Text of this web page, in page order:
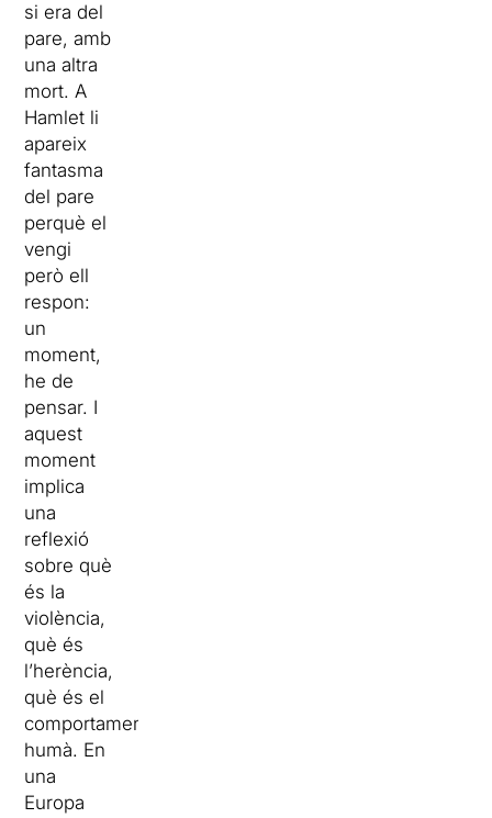
si era del
pare, amb
una altra
mort. A
Hamlet li
apareix
fantasma
del pare
perquè el
vengi
però ell
respon:
un
moment,
he de
pensar. I
aquest
moment
implica
una
reflexió
sobre què
és la
violència,
què és
l’herència,
què és el
comportament
humà. En
una
Europa